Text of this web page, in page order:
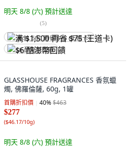
明天 8/8 (六) 預計送達
(5)
满 $1,500 再省 $75 (王道卡)
$6 酷澎幣回饋
GLASSHOUSE FRAGRANCES 香氛蠟
燭, 佛羅倫薩, 60g, 1罐
首購折扣價 40%$463
$277
($46.17/10g)
明天 8/8 (六) 預計送達